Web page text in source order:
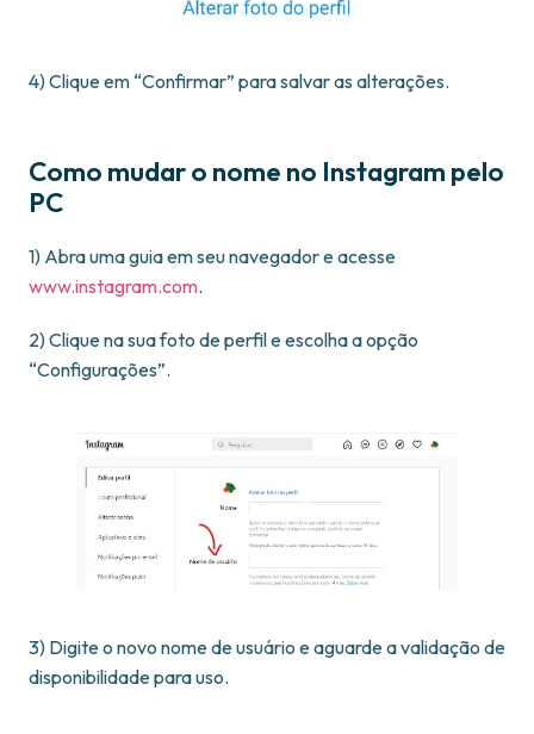
4) Clique em “Confirmar” para salvar as alterações.
Como mudar o nome no Instagram pelo
PC
1) Abra uma guia em seu navegador e acesse
www.instagram.com.
2) Clique na sua foto de perfil e escolha a opção
“Configurações”.
3) Digite o novo nome de usuário e aguarde a validação de
disponibilidade para uso.